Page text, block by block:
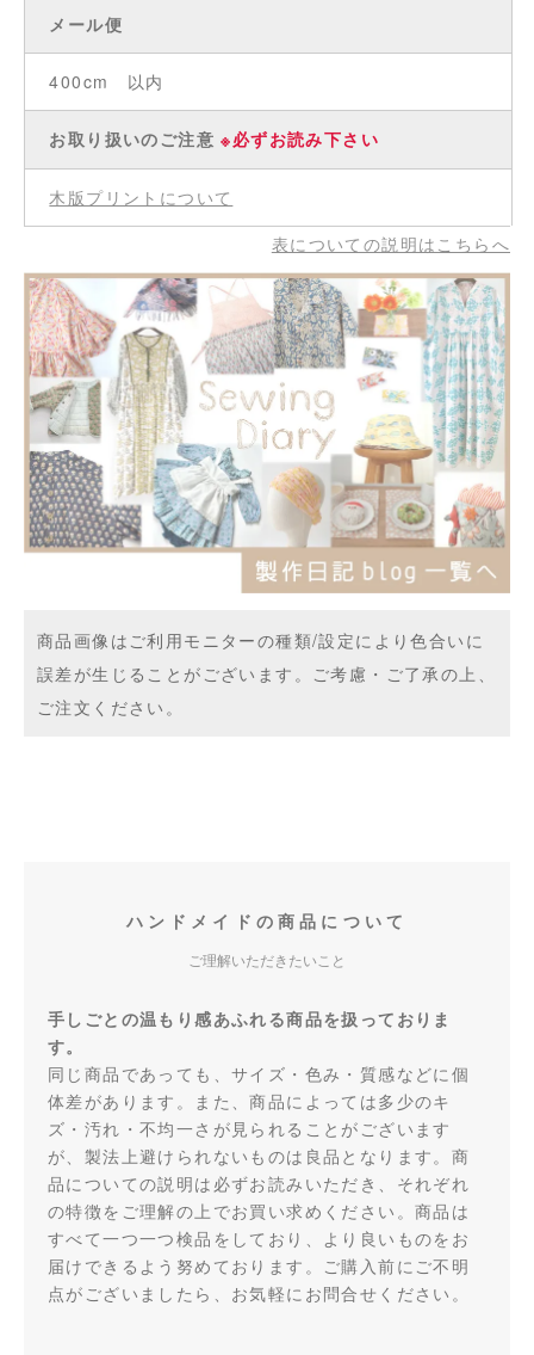
メール便
400cm 以内
お取り扱いのご注意※必ずお読み下さい
木版プリントについて
表についての説明はこちらへ
商品画像はご利用モニターの種類/設定により色合いに
誤差が生じることがございます。ご考慮・ご了承の上、
ご注文ください。
ハンドメイドの商品について
ご理解いただきたいこと
手しごとの温もり感あふれる商品を扱っておりま
す。
同じ商品であっても、サイズ・色み・質感などに個
体差があります。また、商品によっては多少のキ
ズ・汚れ・不均一さが見られることがございます
が、製法上避けられないものは良品となります。商
品についての説明は必ずお読みいただき、それぞれ
の特徴をご理解の上でお買い求めください。商品は
すべて一つ一つ検品をしており、より良いものをお
届けできるよう努めております。ご購入前にご不明
点がございましたら、お気軽にお問合せください。